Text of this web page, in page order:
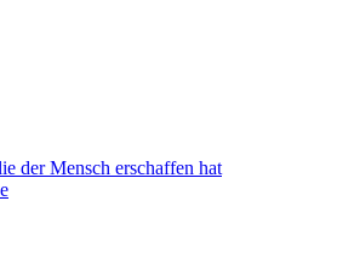
der Mensch erschaffen hat